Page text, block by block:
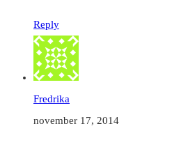
Reply
Fredrika
november 17, 2014